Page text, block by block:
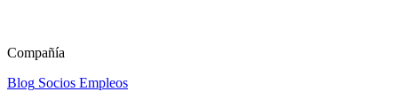
Compañía
Blog Socios Empleos